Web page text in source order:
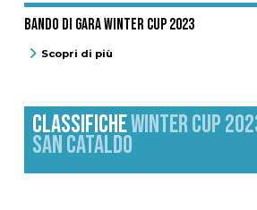
BANDO DI GARA WINTER CUP 2023
Scopri di più
CLASSIFICHEWINTER CUP
SAN CATALDO